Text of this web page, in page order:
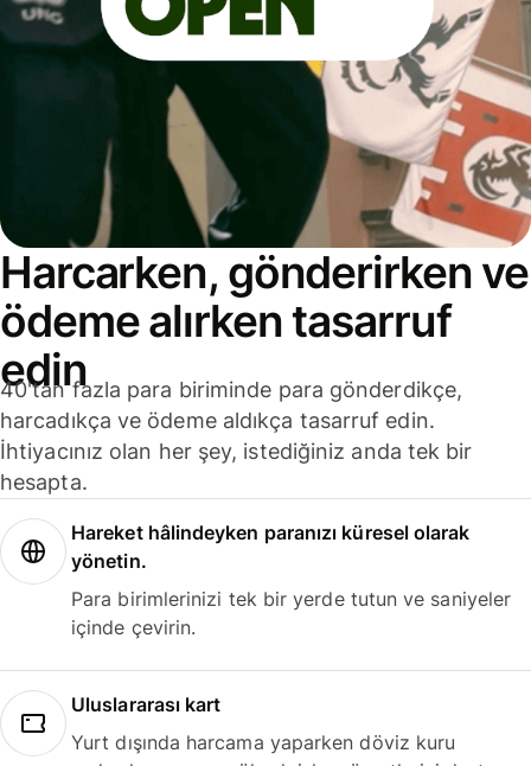
Harcarken, gönderirken ve
ödeme alırken tasarruf
edin
40'tan fazla para biriminde para gönderdikçe,
harcadıkça ve ödeme aldıkça tasarruf edin.
İhtiyacınız olan her şey, istediğiniz anda tek bir
hesapta.
Hareket hâlindeyken paranızı küresel olarak
yönetin.
Para birimlerinizi tek bir yerde tutun ve saniyeler
içinde çevirin.
Uluslararası kart
Yurt dışında harcama yaparken döviz kuru